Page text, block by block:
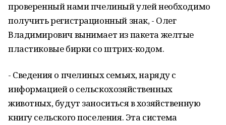
проверенный нами пчелиный улей необходимо
получить регистрационный знак, - Олег
Владимирович вынимает из пакета желтые
пластиковые бирки со штрих-кодом.
- Сведения о пчелиных семьях, наряду с
информацией о сельскохозяйственных
животных, будут заноситься в хозяйственную
книгу сельского поселения. Эта система